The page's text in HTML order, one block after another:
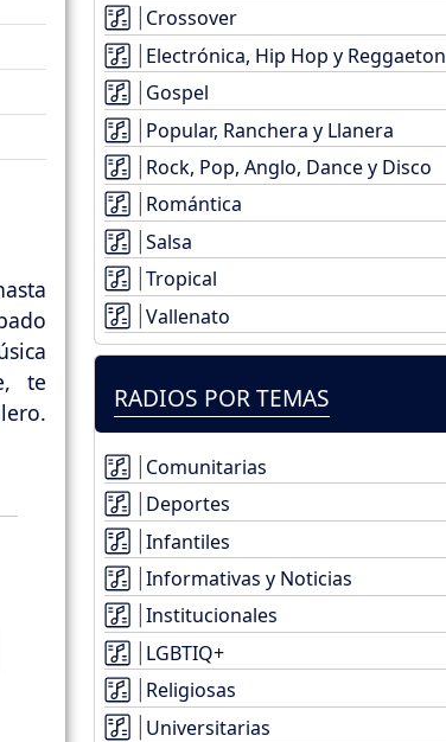
te
Crossover
Electrónica, Hip Hop y Reggaeton
Gospel
Popular, Ranchera y Llanera
Rock, Pop, Anglo, Dance y Disco
Romántica
Salsa
Tropical
Vallenato
RADIOS POR TEMAS
Comunitarias
Deportes
Infantiles
Informativas y Noticias
Institucionales
LGBTIQ+
Religiosas
Universitarias